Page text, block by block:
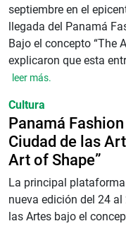
septiembre en el
llegada del Panamá
Bajo el concepto “The
explicaron que esta
leer más.
Cultura
Panamá
Ciudad de las
Art of Shape”
La principal
nueva edición del 24
las Artes bajo el